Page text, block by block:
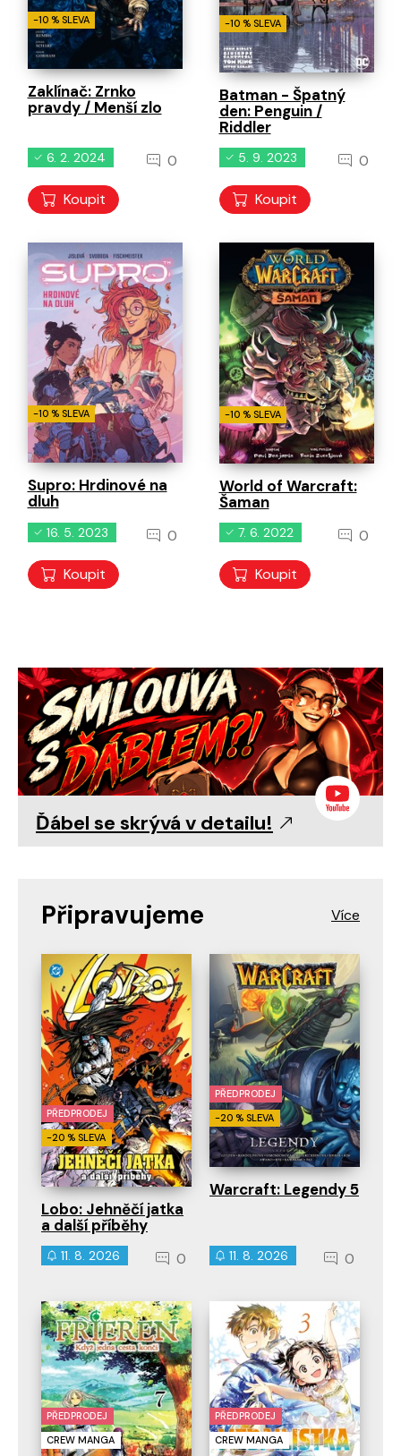
-10 % SLEVA
Zaklínač: Zrnko
pravdy / Menší zlo
6. 2. 2024 0
Koupit
-10 % SLEVA
Batman - Špatný
den: Penguin /
Riddler
5. 9. 2023 0
Koupit
-10 % SLEVA
Supro: Hrdinové na
dluh
16. 5. 2023 0
Koupit
-10 % SLEVA
World of Warcraft:
Šaman
7. 6. 2022 0
Koupit
Ďábel se skrývá v detailu!
Připravujeme
PŘEDPRODEJ
-20 % SLEVA
Lobo: Jehněčí jatka
a další příběhy
11. 8. 2026 0
PŘEDPRODEJ
-20 % SLEVA
Warcraft: Legendy 5
11. 8. 2026 0
PŘEDPRODEJ
CREW MANGA
PŘEDPRODEJ
CREW MANGA